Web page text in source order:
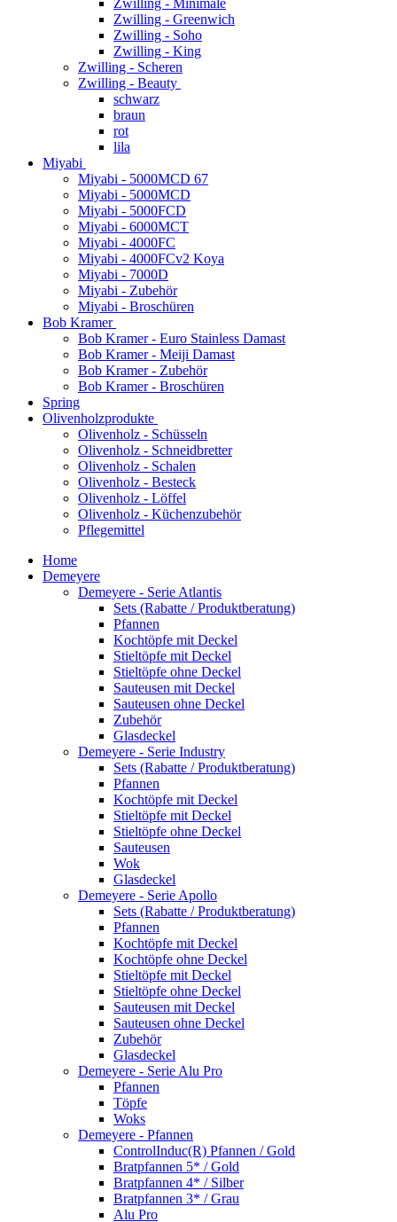
Zwilling - Minimale
Zwilling - Greenwich
Zwilling - Soho
Zwilling - King
Zwilling - Scheren
Zwilling - Beauty
schwarz
braun
rot
lila
Miyabi
Miyabi - 5000MCD 67
Miyabi - 5000MCD
Miyabi - 5000FCD
Miyabi - 6000MCT
Miyabi - 4000FC
Miyabi - 4000FCv2 Koya
Miyabi - 7000D
Miyabi - Zubehör
Miyabi - Broschüren
Bob Kramer
Bob Kramer - Euro Stainless Damast
Bob Kramer - Meiji Damast
Bob Kramer - Zubehör
Bob Kramer - Broschüren
Spring
Olivenholzprodukte
Olivenholz - Schüsseln
Olivenholz - Schneidbretter
Olivenholz - Schalen
Olivenholz - Besteck
Olivenholz - Löffel
Olivenholz - Küchenzubehör
Pflegemittel
Home
Demeyere
Demeyere - Serie Atlantis
Sets (Rabatte / Produktberatung)
Pfannen
Kochtöpfe mit Deckel
Stieltöpfe mit Deckel
Stieltöpfe ohne Deckel
Sauteusen mit Deckel
Sauteusen ohne Deckel
Zubehör
Glasdeckel
Demeyere - Serie Industry
Sets (Rabatte / Produktberatung)
Pfannen
Kochtöpfe mit Deckel
Stieltöpfe mit Deckel
Stieltöpfe ohne Deckel
Sauteusen
Wok
Glasdeckel
Demeyere - Serie Apollo
Sets (Rabatte / Produktberatung)
Pfannen
Kochtöpfe mit Deckel
Kochtöpfe ohne Deckel
Stieltöpfe mit Deckel
Stieltöpfe ohne Deckel
Sauteusen mit Deckel
Sauteusen ohne Deckel
Zubehör
Glasdeckel
Demeyere - Serie Alu Pro
Pfannen
Töpfe
Woks
Demeyere - Pfannen
ControlInduc(R) Pfannen / Gold
Bratpfannen 5* / Gold
Bratpfannen 4* / Silber
Bratpfannen 3* / Grau
Alu Pro